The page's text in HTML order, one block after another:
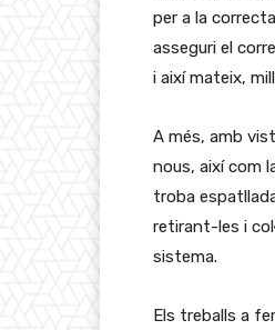
per a la
asseguri el
i així mateix,
A més, amb
nous, així com
troba
retirant-les i
sistema.
Els treballs a